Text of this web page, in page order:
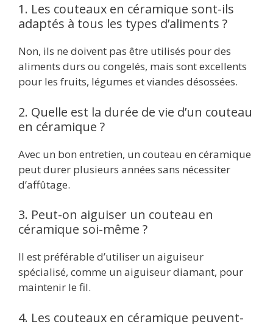
1. Les couteaux en céramique sont-ils
adaptés à tous les types d’aliments ?
Non, ils ne doivent pas être utilisés pour des
aliments durs ou congelés, mais sont excellents
pour les fruits, légumes et viandes désossées.
2. Quelle est la durée de vie d’un couteau
en céramique ?
Avec un bon entretien, un couteau en céramique
peut durer plusieurs années sans nécessiter
d’affûtage.
3. Peut-on aiguiser un couteau en
céramique soi-même ?
Il est préférable d’utiliser un aiguiseur
spécialisé, comme un aiguiseur diamant, pour
maintenir le fil.
4. Les couteaux en céramique peuvent-